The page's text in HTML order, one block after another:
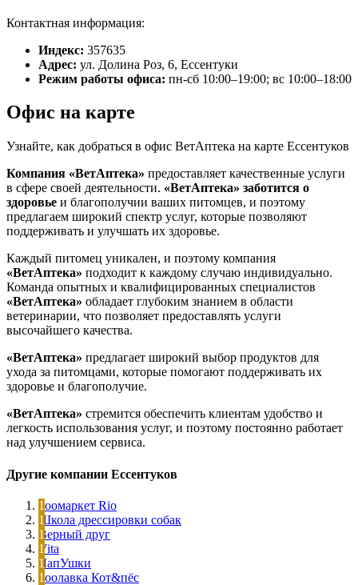
Контактная информация:
Индекс: 357635
Адрес: ул. Долина Роз, 6, Ессентуки
Режим работы офиса: пн-сб 10:00–19:00; вс 10:00–18:00
Офис на карте
Узнайте, как добраться в офис ВетАптека на карте Ессентуков
Компания «ВетАптека» предоставляет качественные услуги
в сфере своей деятельности. «ВетАптека» заботится о
здоровье и благополучии ваших питомцев, и поэтому
предлагаем широкий спектр услуг, которые позволяют
поддерживать и улучшать их здоровье.
Каждый питомец уникален, и поэтому компания
«ВетАптека» подходит к каждому случаю индивидуально.
Команда опытных и квалифицированных специалистов
«ВетАптека» обладает глубоким знанием в области
ветеринарии, что позволяет предоставлять услуги
высочайшего качества.
«ВетАптека» предлагает широкий выбор продуктов для
ухода за питомцами, которые помогают поддерживать их
здоровье и благополучие.
«ВетАптека» стремится обеспечить клиентам удобство и
легкость использования услуг, и поэтому постоянно работает
над улучшением сервиса.
Другие компании Ессентуков
Зоомаркет Rio
Школа дрессировки собак
Верный друг
Vita
ЛапУшки
Зоолавка Кот&пёс